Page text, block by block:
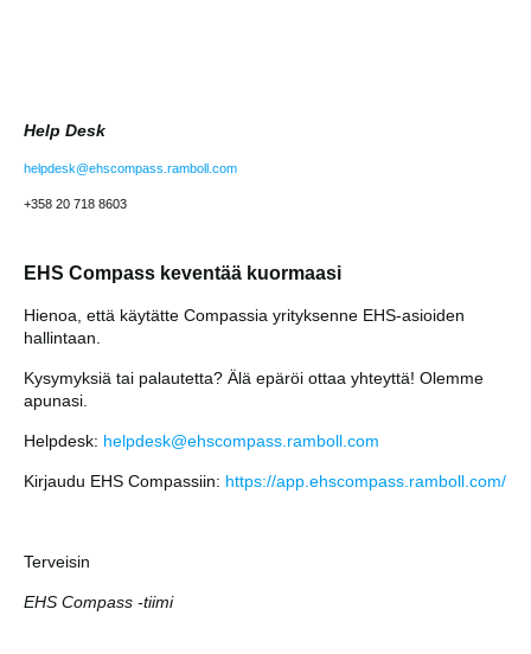
Help Desk
helpdesk@ehscompass.ramboll.com
+358 20 718 8603
EHS Compass keventää kuormaasi
Hienoa, että käytätte Compassia yrityksenne EHS-asioiden
hallintaan.
Kysymyksiä tai palautetta? Älä epäröi ottaa yhteyttä! Olemme
apunasi.
Helpdesk: helpdesk@ehscompass.ramboll.com
Kirjaudu EHS Compassiin: https://app.ehscompass.ramboll.com/
Terveisin
EHS Compass -tiimi